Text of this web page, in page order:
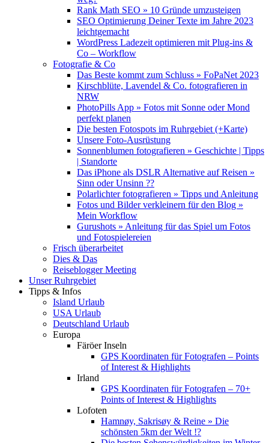
Rank Math SEO » 10 Gründe umzusteigen
SEO Optimierung Deiner Texte im Jahre 2023
leichtgemacht
WordPress Ladezeit optimieren mit Plug-ins &
Co – Workflow
Fotografie & Co
Das Beste kommt zum Schluss » FoPaNet 2023
Kirschblüte, Lavendel & Co. fotografieren in
NRW
PhotoPills App » Fotos mit Sonne oder Mond
perfekt planen
Die besten Fotospots im Ruhrgebiet (+Karte)
Unsere Foto-Ausrüstung
Sonnenblumen fotografieren » Geschichte | Tipps
| Standorte
Das iPhone als DSLR Alternative auf Reisen »
Sinn oder Unsinn ??
Polarlichter fotografieren » Tipps und Anleitung
Fotos und Bilder verkleinern für den Blog »
Mein Workflow
Gurushots » Anleitung für das Spiel um Fotos
und Fotospielereien
Frisch überarbeitet
Dies & Das
Reiseblogger Meeting
Unser Ruhrgebiet
Tipps & Infos
Island Urlaub
USA Urlaub
Deutschland Urlaub
Europa
Färöer Inseln
GPS Koordinaten für Fotografen – Points
of Interest & Highlights
Irland
GPS Koordinaten für Fotografen – 70+
Points of Interest & Highlights
Lofoten
Hamnøy, Sakrisøy & Reine » Die
schönsten 5km der Welt !?